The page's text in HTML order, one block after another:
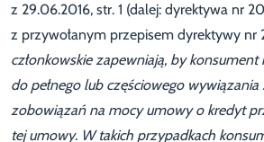
z 29.06.2016, str. 1 (dalej: dyrektywa nr
z przywołanym przepisem dyrektywy nr
członkowskie zapewniają, by konsument
do pełnego lub częściowego wywiązania
zobowiązań na mocy umowy o kredyt
tej umowy. W takich przypadkach